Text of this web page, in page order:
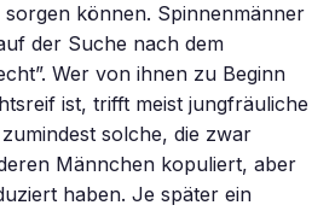
können. Spinnenmänner
der Suche nach dem
Wer von ihnen zu Beginn
ist, trifft meist jungfräuliche
solche, die zwar
Männchen kopuliert, aber
haben. Je später ein